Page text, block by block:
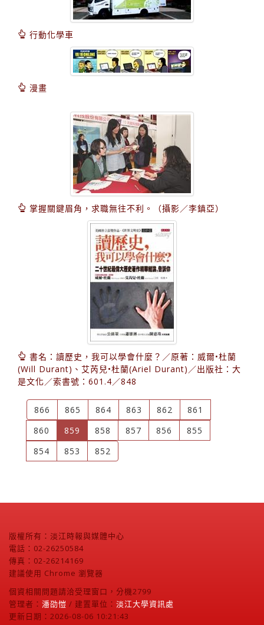
行動化學車
漫畫
掌握關鍵眉角，求職無往不利。（攝影／李鎮亞）
書名：讀歷史，我可以學會什麼？／原著：威爾•杜蘭
(Will Durant)、艾芮兒•杜蘭(Ariel Durant)／出版社：大
是文化／索書號：601.4／848
866 865 864 863 862
861
860
859 (current)
858 857 856
855
854
853 852
版權所有：淡江時報與媒體中心
電話：02-26250584
傳真：02-26214169
建議使用 Chrome 瀏覽器
個資相關問題請洽受理窗口，分機2799
管理者： 潘劭愷 / 建置單位： 淡江大學資訊處
更新日期：2026-08-06 10:21:43